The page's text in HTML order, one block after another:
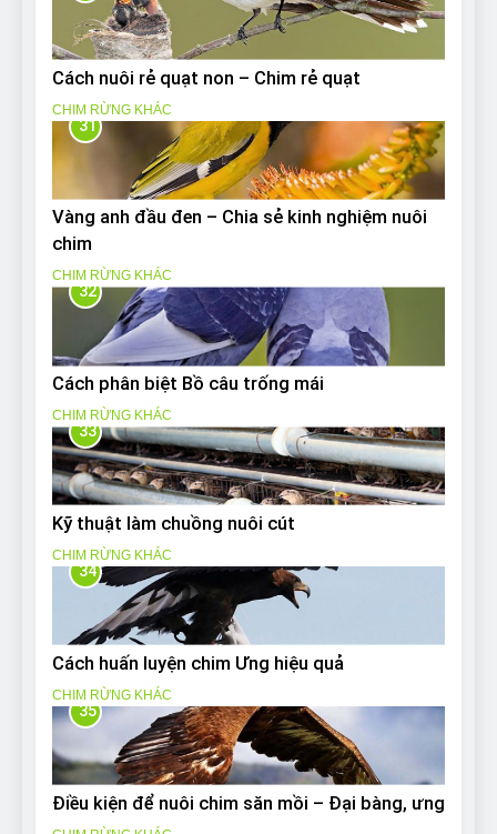
Cách nuôi rẻ quạt non – Chim rẻ quạt
CHIM RỪNG KHÁC
31
Vàng anh đầu đen – Chia sẻ kinh nghiệm nuôi
chim
CHIM RỪNG KHÁC
32
Cách phân biệt Bồ câu trống mái
CHIM RỪNG KHÁC
33
Kỹ thuật làm chuồng nuôi cút
CHIM RỪNG KHÁC
34
Cách huấn luyện chim Ưng hiệu quả
CHIM RỪNG KHÁC
35
Điều kiện để nuôi chim săn mồi – Đại bàng, ưng